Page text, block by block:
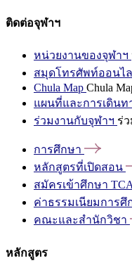
ติดต่อจุฬาฯ
หน่วยงานของจุฬาฯ
สมุดโทรศัพท์ออนไ
Chula Map Chula
แผนที่และการเดินท
ร่วมงานกับจุฬาฯ ร่
การศึกษา
หลักสูตรที่เปิดสอน
สมัครเข้าศึกษา
ค่าธรรมเนียมการศึ
คณะและสำนักวิชา
หลักสูตร